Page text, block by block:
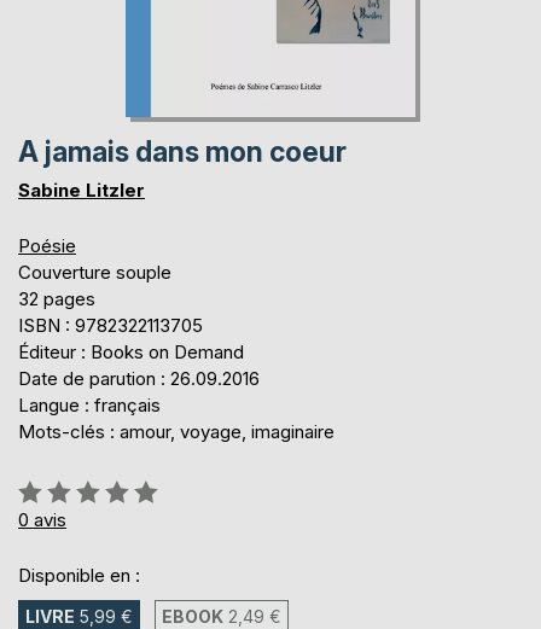
A jamais dans mon coeur
Sabine Litzler
Poésie
Couverture souple
32 pages
ISBN : 9782322113705
Éditeur : Books on Demand
Date de parution : 26.09.2016
Langue : français
Mots-clés : amour, voyage, imaginaire
Évaluation:
0%
0 avis
Disponible en :
LIVRE 5,99 € EBOOK 2,49 €